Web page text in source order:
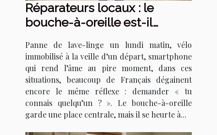
Réparateurs locaux : le
bouche-à-oreille est-il
?
Panne de lave-linge un lundi matin, vélo
immobilisé à la veille d’un départ, smartphone
qui rend l’âme au pire moment, dans ces
situations, beaucoup de Français dégainent
encore le même réflexe : demander « tu
connais quelqu’un ? ». Le bouche-à-oreille
garde une place centrale, mais il se heurte à...